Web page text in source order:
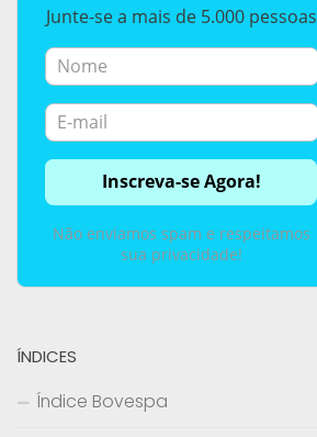
Junte-se a mais de 5.000 pessoas
Não enviamos spam e respeitamos
sua privacidade!
ÍNDICES
Índice Bovespa